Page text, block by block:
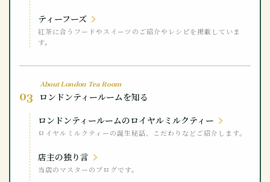
ティーフーズ
紅茶に合うフードやスイーツのご紹介やレシピを掲載していま
す。
About London Tea Room
03
ロンドンティールームを知る
ロンドンティールームのロイヤルミルクティー
ロイヤルミルクティーの誕生秘話、こだわりなどご紹介します。
店主の独り言
当店のマスターのブログです。